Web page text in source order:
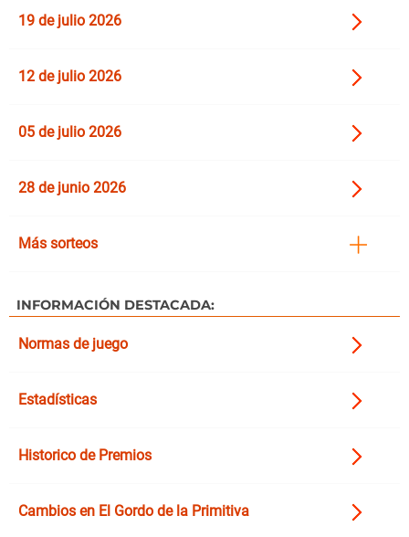
19 de julio 2026
12 de julio 2026
05 de julio 2026
28 de junio 2026
Más sorteos
INFORMACIÓN DESTACADA:
Normas de juego
Estadísticas
Historico de Premios
Cambios en El Gordo de la Primitiva